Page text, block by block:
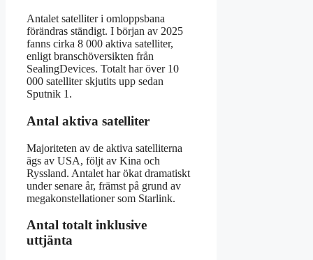
Antalet satelliter i omloppsbana
förändras ständigt. I början av 2025
fanns cirka 8 000 aktiva satelliter,
enligt branschöversikten från
SealingDevices. Totalt har över 10
000 satelliter skjutits upp sedan
Sputnik 1.
Antal aktiva satelliter
Majoriteten av de aktiva satelliterna
ägs av USA, följt av Kina och
Ryssland. Antalet har ökat dramatiskt
under senare år, främst på grund av
megakonstellationer som Starlink.
Antal totalt inklusive
uttjänta